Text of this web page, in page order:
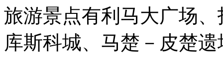
旅游景点有利马大广场
库斯科城、马楚－皮楚